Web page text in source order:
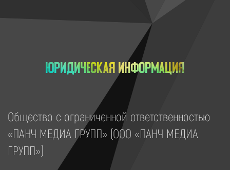
Юридическая информация
Общество с ограниченной ответственностью
«ПАНЧ МЕДИА ГРУПП» (ООО «ПАНЧ МЕДИА
ГРУПП»)